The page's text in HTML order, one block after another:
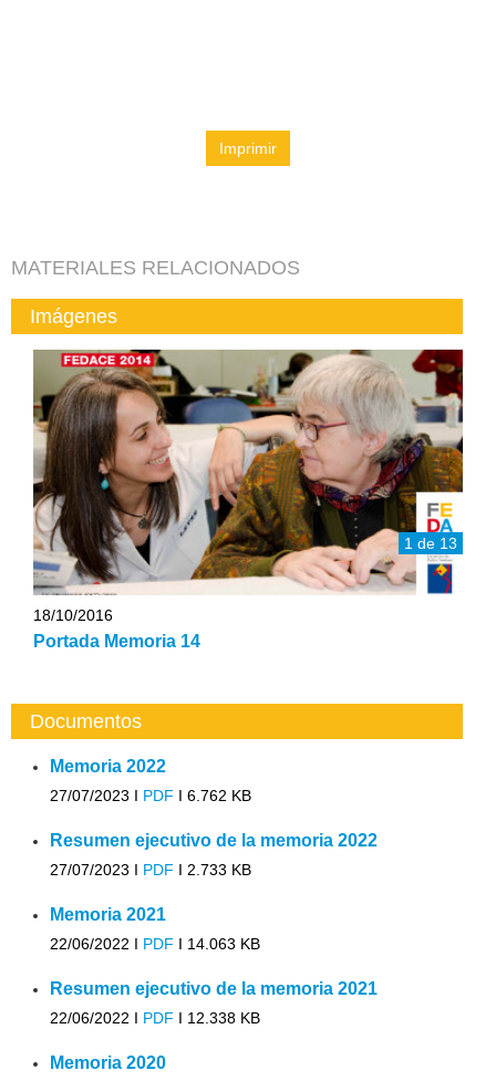
Imprimir
MATERIALES RELACIONADOS
Imágenes
1 de 13
18/10/2016
Portada Memoria 14
Documentos
Memoria 2022
27/07/2023 I PDF I 6.762 KB
Resumen ejecutivo de la memoria 2022
27/07/2023 I PDF I 2.733 KB
Memoria 2021
22/06/2022 I PDF I 14.063 KB
Resumen ejecutivo de la memoria 2021
22/06/2022 I PDF I 12.338 KB
Memoria 2020